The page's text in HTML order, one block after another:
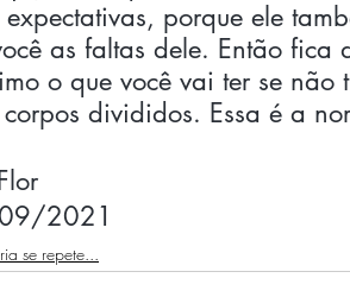
expectativas, porque ele
as faltas dele. Então
o que você vai ter se
divididos. Essa é a
2021
se repete...